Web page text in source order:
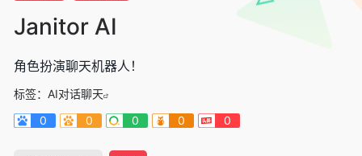
Janitor AI
角色扮演聊天机器人！
标签： AI对话聊天
0
0 0 0 0